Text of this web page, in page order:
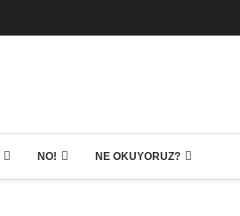
NO! NE OKUYORUZ?